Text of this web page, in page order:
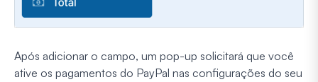
Após adicionar o campo, um pop-up solicitará que você
ative os pagamentos do PayPal nas configurações do seu